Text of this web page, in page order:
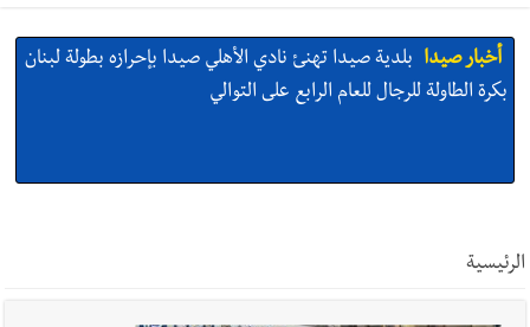
أخبار صيدا بلدية صيدا تهنئ نادي الأهلي صيدا بإحرازه بطولة لبنان
بكرة الطاولة للرجال للعام الرابع على التوالي
الرئيسية